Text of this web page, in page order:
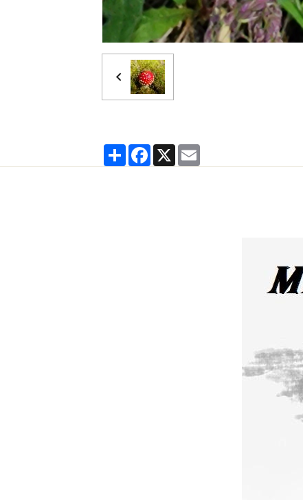
PartagerFacebook
X